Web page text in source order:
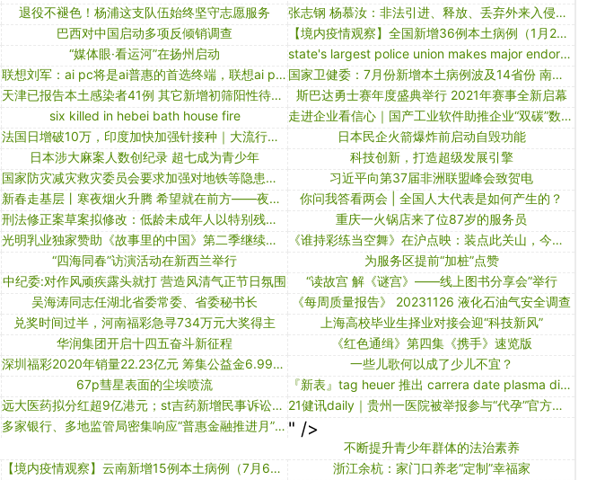
退役不褪色！杨浦这支队伍始终坚守志愿服务
张志钢 杨慕汝：非法引进、释放、丢弃外来入侵物种罪的理解与适用研究
巴西对中国启动多项反倾销调查
【境内疫情观察】全国新增36例本土病例（1月28日）
“媒体眼·看运河”在扬州启动
state's largest police union makes major endorsement in 2024 presidential race
联想刘军：ai pc将是ai普惠的首选终端，联想ai pc将于4月发布
国家卫健委：7月份新增本土病例波及14省份 南京本轮疫情呈三大特点
天津已报告本土感染者41例 其它新增初筛阳性待核验后通报
斯巴达勇士赛年度盛典举行 2021年赛事全新启幕
six killed in hebei bath house fire
走进企业看信心｜国产工业软件助推企业“双碳”数字化转型
法国日增破10万，印度加快加强针接种｜大流行手记（12月25日）
日本民企火箭爆炸前启动自毁功能
日本涉大麻案人数创纪录 超七成为青少年
科技创新，打造超级发展引擎
国家防灾减灾救灾委员会要求加强对地铁等隐患路段排查
习近平向第37届非洲联盟峰会致贺电
新春走基层丨寒夜烟火升腾 希望就在前方——夜访新疆乌什7.1级地震安置点
你问我答看两会 | 全国人大代表是如何产生的？
刑法修正案草案拟修改：低龄未成年人以特别残忍手段致人重伤残疾可追刑责
重庆一火锅店来了位87岁的服务员
光明乳业独家赞助《故事里的中国》第二季继续在央视频道热播
《谁持彩练当空舞》在沪点映：装点此关山，今朝更好看
“四海同春”访演活动在新西兰举行
为服务区提前“加桩”点赞
中纪委:对作风顽疾露头就打 营造风清气正节日氛围
“读故宫 解《谜宫》——线上图书分享会”举行
吴海涛同志任湖北省委常委、省委秘书长
《每周质量报告》 20231126 液化石油气安全调查
兑奖时间过半，河南福彩急寻734万元大奖得主
上海高校毕业生择业对接会迎“科技新风”
华润集团开启十四五奋斗新征程
《红色通缉》第四集《携手》速览版
深圳福彩2020年销量22.23亿元 筹集公益金6.99亿元
一些儿歌何以成了少儿不宜？
67p彗星表面的尘埃喷流
『新表』tag heuer 推出 carrera date plasma diamant d’avant-garde 36mm腕表：实验室合成钻石
远大医药拟分红超9亿港元；st吉药新增民事诉讼案｜医药上市公司追踪
21健讯daily｜贵州一医院被举报参与“代孕”官方介入调查；阿斯利康24亿美元收购核药公司
多家银行、多地监管局密集响应“普惠金融推进月”活动，福建：对敷衍了事的机构将采取措施 " />
不断提升青少年群体的法治素养
【境内疫情观察】云南新增15例本土病例（7月6日）
浙江余杭：家门口养老“定制”幸福家